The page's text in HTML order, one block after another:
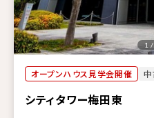
オープンハウス見学会開催 中
シティタワー梅田東
1